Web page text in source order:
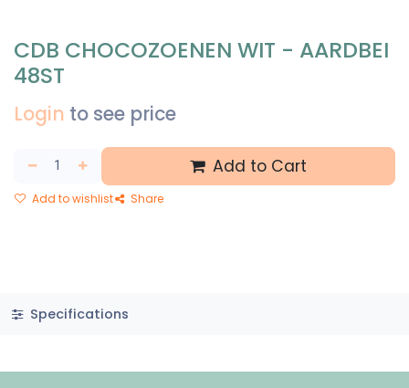
CDB CHOCOZOENEN WIT - AARDBEI
48ST
Login to see price
Add to Cart
Add to wishlist Share
Specifications